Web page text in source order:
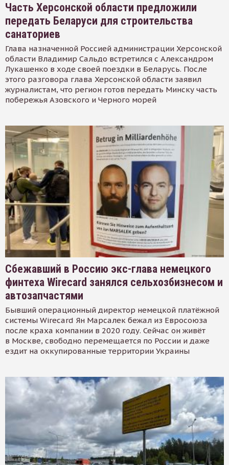
Часть Херсонской области предложили
передать Беларуси для строительства
санаториев
Глава назначенной Россией администрации Херсонской
области Владимир Сальдо встретился с Александром
Лукашенко в ходе своей поездки в Беларусь. После
этого разговора глава Херсонской области заявил
журналистам, что регион готов передать Минску часть
побережья Азовского и Черного морей
Сбежавший в Россию экс-глава немецкого
финтеха Wirecard занялся сельхозбизнесом и
автозапчастями
Бывший операционный директор немецкой платёжной
системы Wirecard Ян Марсалек бежал из Евросоюза
после краха компании в 2020 году. Сейчас он живёт
в Москве, свободно перемещается по России и даже
ездит на оккупированные территории Украины